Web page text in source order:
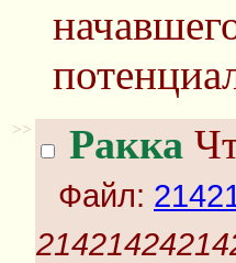
>> Ракка
Файл: